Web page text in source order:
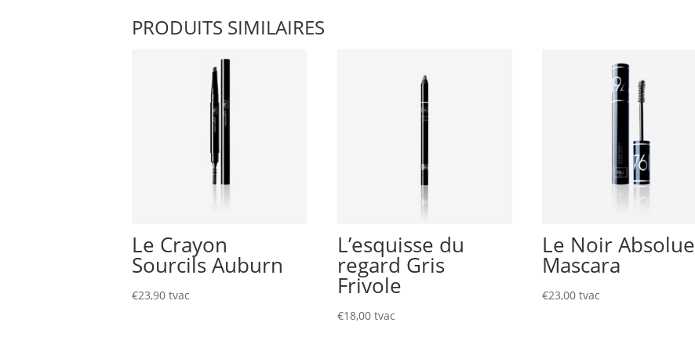
PRODUITS SIMILAIRES
Le Crayon
Sourcils Auburn
€23,90 tvac
L’esquisse du
regard Gris
Frivole
€18,00 tvac
Le Noir Absolue
Mascara
€23,00 tvac